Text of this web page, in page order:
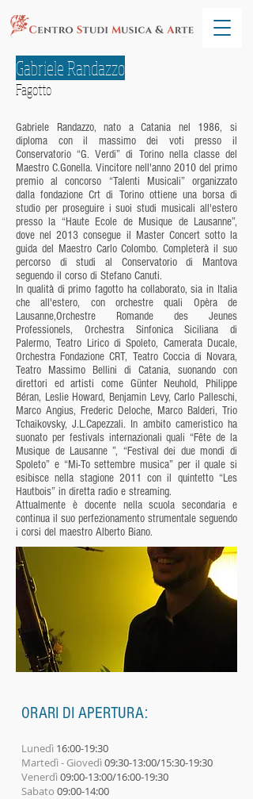
Gabriele Randazzo
Fagotto
Gabriele Randazzo, nato a Catania nel 1986, si
diploma con il massimo dei voti presso il
Conservatorio “G. Verdi” di Torino nella classe del
Maestro C.Gonella. Vincitore nell'anno 2010 del primo
premio al concorso “Talenti Musicali” organizzato
dalla fondazione Crt di Torino ottiene una borsa di
studio per proseguire i suoi studi musicali all'estero
presso la “Haute Ecole de Musique de Lausanne”,
dove nel 2013 consegue il Master Concert sotto la
guida del Maestro Carlo Colombo. Completerà il suo
percorso di studi al Conservatorio di Mantova
seguendo il corso di Stefano Canuti.
In qualità di primo fagotto ha collaborato, sia in Italia
che all'estero, con orchestre quali Opèra de
Lausanne,Orchestre Romande des Jeunes
Professionels, Orchestra Sinfonica Siciliana di
Palermo, Teatro Lirico di Spoleto, Camerata Ducale,
Orchestra Fondazione CRT, Teatro Coccia di Novara,
Teatro Massimo Bellini di Catania, suonando con
direttori ed artisti come Günter Neuhold, Philippe
Béran, Leslie Howard, Benjamin Levy, Carlo Palleschi,
Marco Angius, Frederic Deloche, Marco Balderi, Trio
Tchaikovsky, J.L.Capezzali. In ambito cameristico ha
suonato per festivals internazionali quali “Fête de la
Musique de Lausanne ”, “Festival dei due mondi di
Spoleto” e “Mi-To settembre musica” per il quale si
esibisce nella stagione 2011 con il quintetto “Les
Hautbois” in diretta radio e streaming.
Attualmente è docente nella scuola secondaria e
continua il suo perfezionamento strumentale seguendo
i corsi del maestro Alberto Biano.
ORARI DI APERTURA:
Lunedì 16:00-19:30
Martedì - Giovedì 09:30-13:00/15:30-19:30
Venerdì 09:00-13:00/16:00-19:30
Sabato 09:00-14:00​